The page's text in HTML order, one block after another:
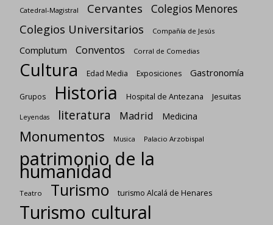
Catedral-Magistral Cervantes Colegios Menores
Colegios Universitarios Compañía de Jesús
Complutum Conventos Corral de Comedias
Cultura Edad Media Exposiciones Gastronomía
Grupos Historia Hospital de Antezana Jesuitas
Leyendas literatura Madrid Medicina
Monumentos Musica Palacio Arzobispal
patrimonio de la
humanidad
Teatro Turismo turismo Alcalá de Henares
Turismo cultural